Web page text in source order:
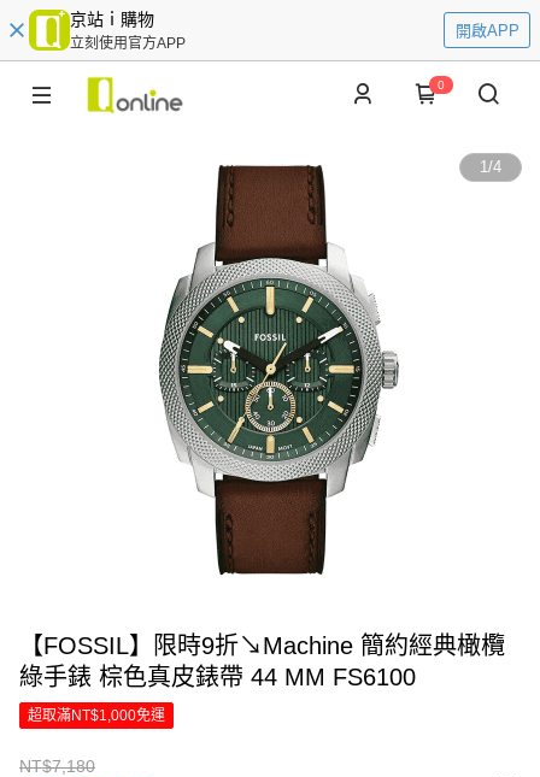
京站ｉ購物
立刻使用官方APP
開啟APP
0
1/4
【FOSSIL】限時9折↘Machine 簡約經典橄欖
綠手錶 棕色真皮錶帶 44 MM FS6100
超取滿NT$1,000免運
NT$7,180